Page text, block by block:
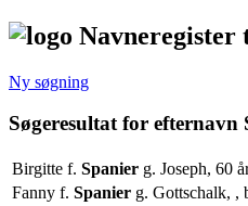
Navneregister
Ny søgning
Søgeresultat for efternavn
Birgitte f. Spanier g. Joseph, 60
Fanny f. Spanier g. Gottschalk, ,